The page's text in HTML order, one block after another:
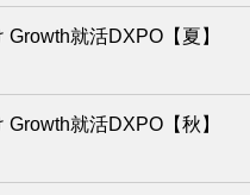
就活DXPO【夏】
就活DXPO【秋】